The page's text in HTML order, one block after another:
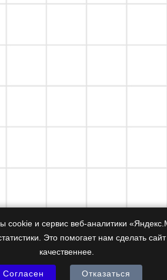
и сервис веб-аналитики
Это помогает нам сделать
качественнее.
Согласен Отказаться